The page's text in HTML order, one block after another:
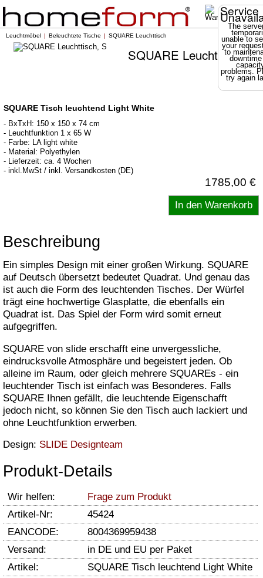
Service
The
unable to
your
to
problems.
try again
Leuchtmöbel Beleuchtete Tische SQUARE Leuchttisch
SQUARE Leuchttisch
SQUARE Tisch leuchtend Light White
- BxTxH: 150 x 150 x 74 cm
- Leuchtfunktion 1 x 65 W
- Farbe: LA light white
- Material: Polyethylen
- Lieferzeit: ca. 4 Wochen
- inkl.MwSt / inkl. Versandkosten (DE)
1785,00 €
Beschreibung
Ein simples Design mit einer großen Wirkung. SQUARE
auf Deutsch übersetzt bedeutet Quadrat. Und genau das
ist auch die Form des leuchtenden Tisches. Der Würfel
trägt eine hochwertige Glasplatte, die ebenfalls ein
Quadrat ist. Das Spiel der Form wird somit erneut
aufgegriffen.
SQUARE von slide erschafft eine unvergessliche,
eindrucksvolle Atmosphäre und begeistert jeden. Ob
alleine im Raum, oder gleich mehrere SQUAREs - ein
leuchtender Tisch ist einfach was Besonderes. Falls
SQUARE Ihnen gefällt, die leuchtende Eigenschafft
jedoch nicht, so können Sie den Tisch auch lackiert und
ohne Leuchtfunktion erwerben.
Design: SLIDE Designteam
Produkt-Details
Wir helfen:
Frage zum Produkt
Artikel-Nr:
45424
EANCODE:
8004369959438
Versand:
in DE und EU per Paket
Artikel:
SQUARE Tisch leuchtend Light White